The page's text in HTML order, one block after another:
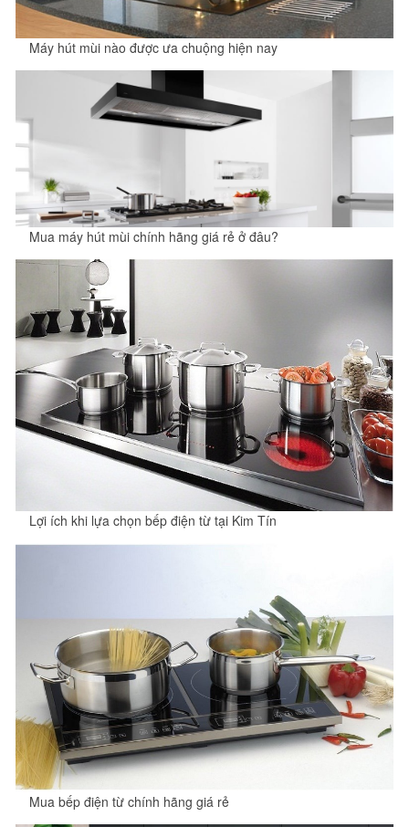
Máy hút mùi nào được ưa chuộng hiện nay
Mua máy hút mùi chính hãng giá rẻ ở đâu?
Lợi ích khi lựa chọn bếp điện từ tại Kim Tín
Mua bếp điện từ chính hãng giá rẻ